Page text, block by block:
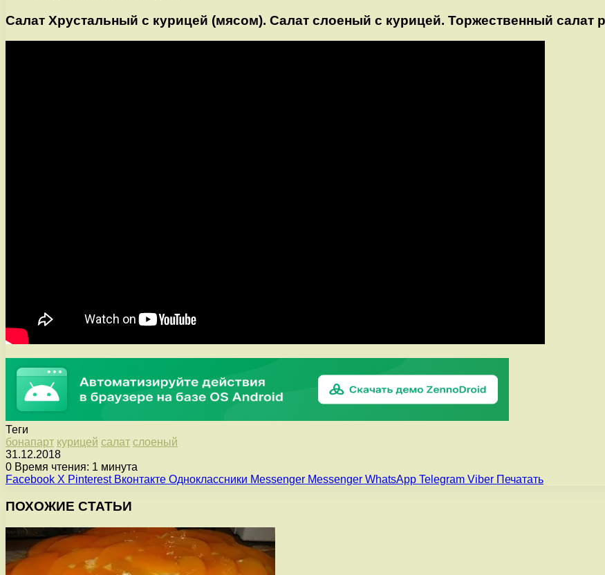
Салат Хрустальный с курицей (мясом). Салат слоеный с курицей. Торжественный салат
Теги
бонапарт курицей салат слоеный
31.12.2018
0 Время чтения: 1 минута
Facebook X Pinterest Вконтакте Одноклассники Messenger Messenger WhatsApp Telegram Viber Печатать
ПОХОЖИЕ СТАТЬИ